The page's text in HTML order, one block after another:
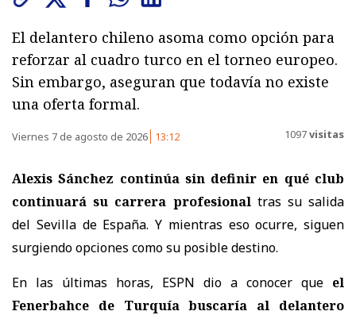
El delantero chileno asoma como opción para
reforzar al cuadro turco en el torneo europeo.
Sin embargo, aseguran que todavía no existe
una oferta formal.
Viernes 7 de agosto de 2026 13:12 1097visitas
Alexis Sánchez continúa sin definir en qué club
continuará su carrera profesionaltras su salida
del Sevilla de España. Y mientras eso ocurre, siguen
surgiendo opciones como su posible destino.
En las últimas horas, ESPN dio a conocer que el
Fenerbahce de Turquía buscaría al delantero